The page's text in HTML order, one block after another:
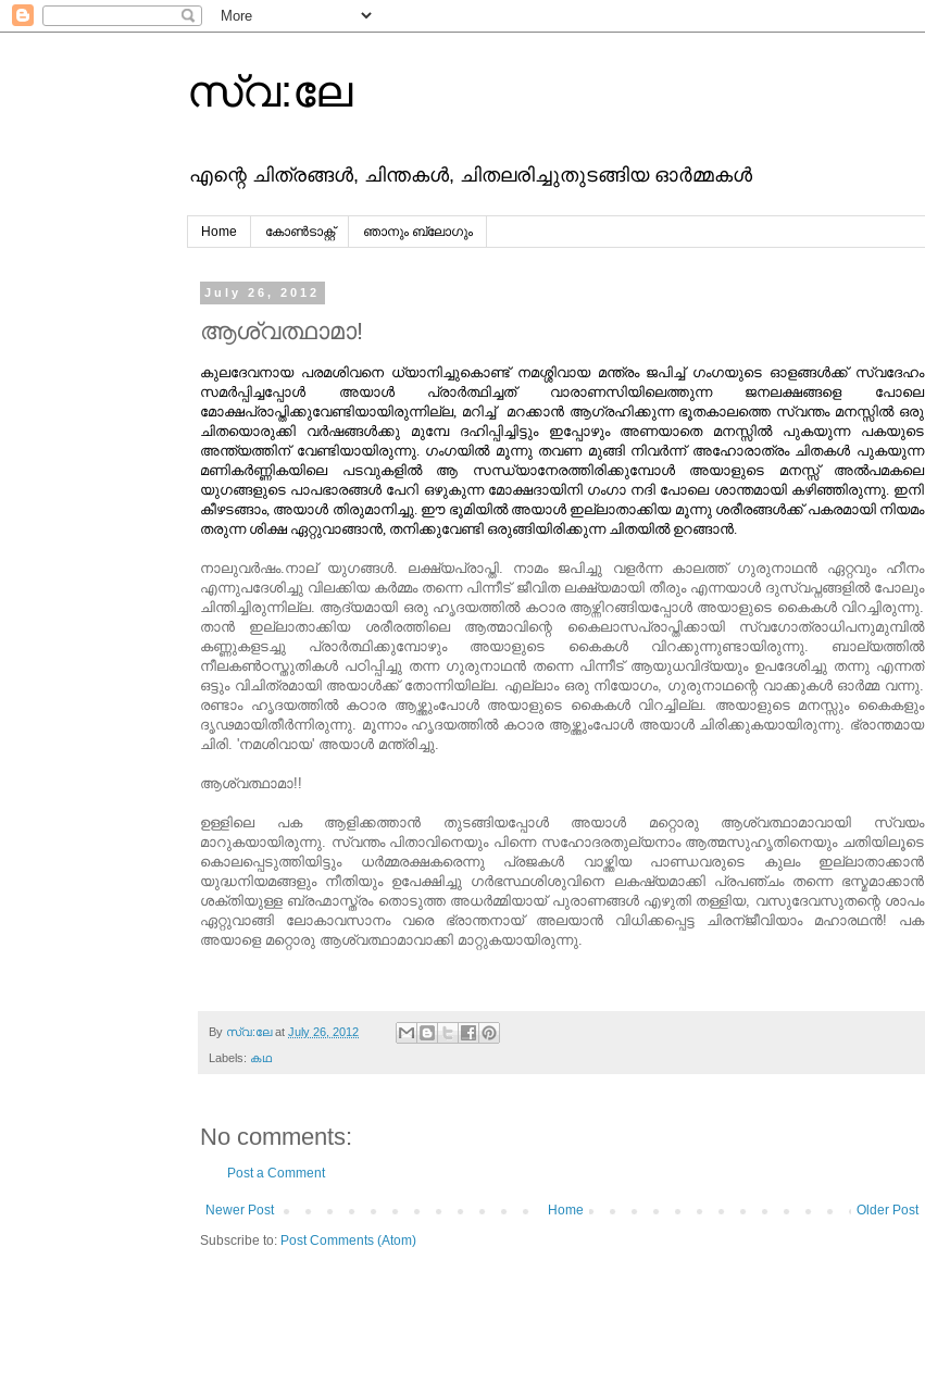
സ്വ:ലേ
എന്റെ ചിത്രങ്ങള്‍, ചിന്തകള്‍, ചിതലരിച്ചുതുടങ്ങിയ ഓര്‍മ്മകള്‍
Home കോൺടാക്റ്റ് ഞാനും ബ്ലോഗും
July 26, 2012
ആശ്വത്ഥാമാ!
കുലദേവനായ പരമശിവനെ ധ്യാനിച്ചുകൊണ്ട് നമശ്ശിവായ മന്ത്രം ജപിച്ച് ഗംഗയുടെ ഓളങ്ങള്‍ക്ക് സ്വദേഹം
സമര്‍പ്പിച്ചപ്പോള്‍ അയാള്‍ പ്രാര്‍ത്ഥിച്ചത് വാരാണസിയിലെത്തുന്ന ജനലക്ഷങ്ങളെ പോലെ
മോക്ഷപ്രാപ്തിക്കുവേണ്ടിയായിരുന്നില്ല, മറിച്ച് മറക്കാന്‍ ആഗ്രഹിക്കുന്ന ഭൂതകാലത്തെ സ്വന്തം മനസ്സില്‍ ഒരു
ചിതയൊരുക്കി വര്‍ഷങ്ങള്‍ക്കു മുമ്പേ ദഹിപ്പിച്ചിട്ടും ഇപ്പോഴും അണയാതെ മനസ്സില്‍ പുകയുന്ന പകയുടെ
അന്ത്യത്തിന് വേണ്ടിയായിരുന്നു. ഗംഗയില്‍ മൂന്നു തവണ മുങ്ങി നിവര്‍ന്ന് അഹോരാത്രം ചിതകള്‍ പുകയുന്ന
മണികര്‍ണ്ണികയിലെ പടവുകളില്‍ ആ സന്ധ്യാനേരത്തിരിക്കുമ്പോള്‍ അയാളുടെ മനസ്സ് അല്‍പമകലെ
യുഗങ്ങളുടെ പാപഭാരങ്ങള്‍ പേറി ഒഴുകുന്ന മോക്ഷദായിനി ഗംഗാ നദി പോലെ ശാന്തമായി കഴിഞ്ഞിരുന്നു. ഇനി
കീഴടങ്ങാം, അയാള്‍ തിരുമാനിച്ചു. ഈ ഭൂമിയില്‍ അയാള്‍ ഇല്ലാതാക്കിയ മൂന്നു ശരീരങ്ങള്‍ക്ക് പകരമായി നിയമം
തരുന്ന ശിക്ഷ ഏറ്റുവാങ്ങാന്‍, തനിക്കുവേണ്ടി ഒരുങ്ങിയിരിക്കുന്ന ചിതയില്‍ ഉറങ്ങാന്‍.
നാലുവര്‍ഷം.നാല് യുഗങ്ങള്‍. ലക്ഷ്യപ്രാപ്തി. നാമം ജപിച്ചു വളര്‍ന്ന കാലത്ത് ഗുരുനാഥന്‍ ഏറ്റവും ഹീനം
എന്നുപദേശിച്ചു വിലക്കിയ കര്‍മ്മം തന്നെ പിന്നീട് ജീവിത ലക്ഷ്യമായി തീരും എന്നയാള്‍ ദുസ്വപ്നങ്ങളില്‍ പോലും
ചിന്തിച്ചിരുന്നില്ല. ആദ്യമായി ഒരു ഹൃദയത്തില്‍ കഠാര ആഴ്ന്നിറങ്ങിയപ്പോള്‍ അയാളുടെ കൈകള്‍ വിറച്ചിരുന്നു.
താന്‍ ഇല്ലാതാക്കിയ ശരീരത്തിലെ ആത്മാവിന്റെ കൈലാസപ്രാപ്തിക്കായി സ്വഗോത്രാധിപനുമുമ്പില്‍
കണ്ണുകളടച്ചു പ്രാര്‍ത്ഥിക്കുമ്പോഴും അയാളുടെ കൈകള്‍ വിറക്കുന്നുണ്ടായിരുന്നു. ബാല്യത്തില്‍
നീലകൺഠസ്തുതികള്‍ പഠിപ്പിച്ചു തന്ന ഗുരുനാഥന്‍ തന്നെ പിന്നീട് ആയുധവിദ്യയും ഉപദേശിച്ചു തന്നു എന്നത്
ഒട്ടും വിചിത്രമായി അയാള്‍ക്ക് തോന്നിയില്ല. എല്ലാം ഒരു നിയോഗം, ഗുരുനാഥന്റെ വാക്കുകള്‍ ഓര്‍മ്മ വന്നു.
രണ്ടാം ഹൃദയത്തില്‍ കഠാര ആഴ്ത്തുംപോള്‍ അയാളുടെ കൈകള്‍ വിറച്ചില്ല. അയാളുടെ മനസ്സും കൈകളും
ദൃഢമായിതീര്‍ന്നിരുന്നു. മൂന്നാം ഹൃദയത്തില്‍ കഠാര ആഴ്ത്തുംപോള്‍ അയാള്‍ ചിരിക്കുകയായിരുന്നു. ഭ്രാന്തമായ
ചിരി. 'നമശിവായ' അയാള്‍ മന്ത്രിച്ചു.
ആശ്വത്ഥാമാ!!
ഉള്ളിലെ പക ആളിക്കത്താന്‍ തുടങ്ങിയപ്പോള്‍ അയാള്‍ മറ്റൊരു ആശ്വത്ഥാമാവായി സ്വയം
മാറുകയായിരുന്നു. സ്വന്തം പിതാവിനെയും പിന്നെ സഹോദരതുല്യനാം ആത്മസുഹൃതിനെയും ചതിയിലൂടെ
കൊലപ്പെടുത്തിയിട്ടും ധര്‍മ്മരക്ഷകരെന്നു പ്രജകള്‍ വാഴ്ത്തിയ പാണ്ഡവരുടെ കുലം ഇല്ലാതാക്കാന്‍
യുദ്ധനിയമങ്ങളും നീതിയും ഉപേക്ഷിച്ചു ഗര്‍ഭസ്ഥശിശുവിനെ ലകഷ്യമാക്കി പ്രപഞ്ചം തന്നെ ഭസ്മമാക്കാന്‍
ശക്തിയുള്ള ബ്രഹ്മാസ്ത്രം തൊടുത്ത അധര്‍മ്മിയായ് പുരാണങ്ങള്‍ എഴുതി തള്ളിയ, വസുദേവസുതന്റെ ശാപം
ഏറ്റുവാങ്ങി ലോകാവസാനം വരെ ഭ്രാന്തനായ് അലയാന്‍ വിധിക്കപ്പെട്ട ചിരന്ജീവിയാം മഹാരഥന്‍! പക
അയാളെ മറ്റൊരു ആശ്വത്ഥാമാവാക്കി മാറ്റുകയായിരുന്നു.
By സ്വ:ലേ at July 26, 2012
Labels: കഥ
No comments:
Post a Comment
Newer Post Older Post
Home
Subscribe to: Post Comments (Atom)